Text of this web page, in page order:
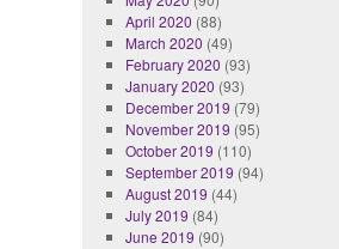
April 2020 (88)
March 2020 (49)
February 2020 (93)
January 2020 (93)
December 2019 (79)
November 2019 (95)
October 2019 (110)
September 2019 (94)
August 2019 (44)
July 2019 (84)
June 2019 (90)